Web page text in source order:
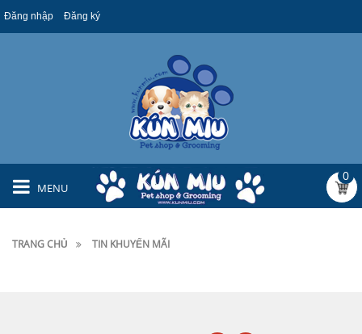
Đăng nhập Đăng ký
MENU
0
TRANG CHỦ TIN KHUYẾN MÃI